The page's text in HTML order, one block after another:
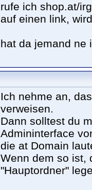
rufe ich shop.at/
auf einen link,
hat da jemand ne
Ich nehme an,
verweisen.
Dann solltest du
Admininterface
die at Domain
Wenn dem so ist,
"Hauptordner"